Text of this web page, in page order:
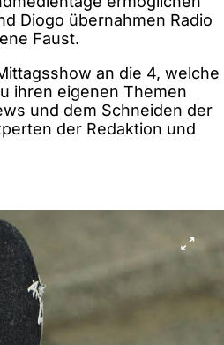
Diogo übernahmen Radio
Faust.
an die 4, welche
ihren eigenen Themen
und dem Schneiden der
der Redaktion und